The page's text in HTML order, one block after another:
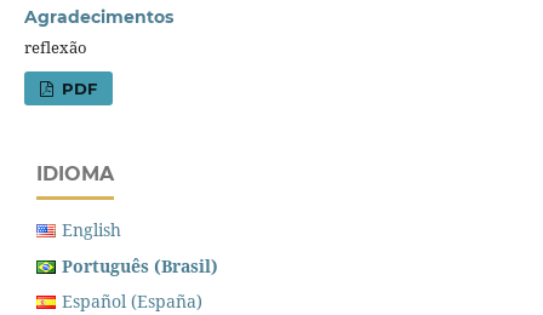
Agradecimentos
reflexão
PDF
IDIOMA
English
Português (Brasil)
Español (España)